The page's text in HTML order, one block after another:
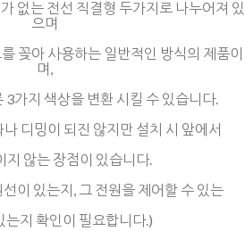
없는 전선 직결형 두가지로 나누어져 있
으며
꽂아 사용하는 일반적인 방식의 제품이
며,
3가지 색상을 변환 시킬 수 있습니다.
디밍이 되진 않지만 설치 시 앞에서
지 않는 장점이 있습니다.
이 있는지, 그 전원을 제어할 수 있는
는지 확인이 필요합니다.)